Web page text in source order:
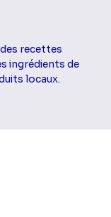
recettes
ingrédients de
locaux.
diffusion